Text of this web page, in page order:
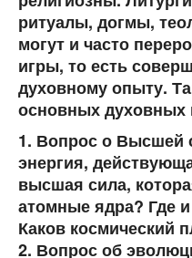
ритуалы, догмы,
могут и часто
игры, то есть
духовному опыту.
основных духовных
1. Вопрос о Высшей
энергия,
высшая сила,
атомные ядра? Где
Каков космический
2. Вопрос об